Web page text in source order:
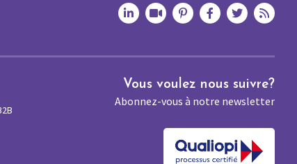
Vous voulez nous suivre?
Abonnez-vous à notre newsletter